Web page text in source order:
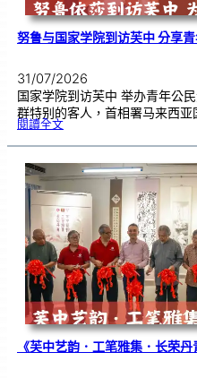
努鲁与国家学院到访芙中 分享
31/07/2026
国家学院到访芙中 举办青年公
群特别的客人，首相署马来西
閱讀全文:努
国
学
院
到
访
中
分
享
青
年
领
袖
素
质
讲
座
《芙中艺韵．工笔雅集．长荣